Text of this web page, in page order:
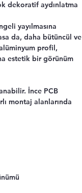
dekoratif aydınlatma
yayılmasına
da, daha bütüncül ve
profil,
estetik bir görünüm
İnce PCB
montaj alanlarında